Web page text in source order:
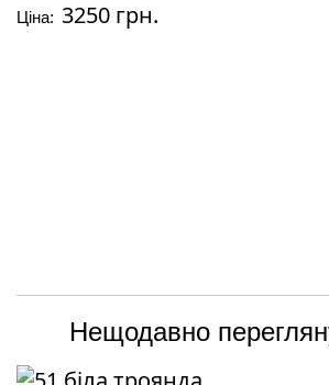
Ціна: 3250 грн.
Нещодавно